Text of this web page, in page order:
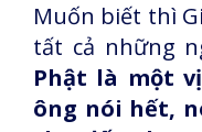
Muốn biết thì
tất cả những
Phật là một
ông nói hết,